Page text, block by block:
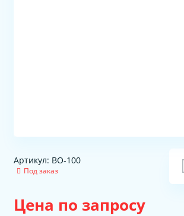
Артикул: ВО-100
Под заказ
Цена по запросу